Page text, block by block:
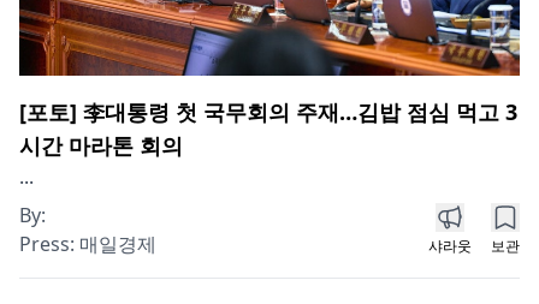
[포토] 李대통령 첫 국무회의 주재…김밥 점심 먹고 3
시간 마라톤 회의
...
By:
Press: 매일경제 샤라웃 보관